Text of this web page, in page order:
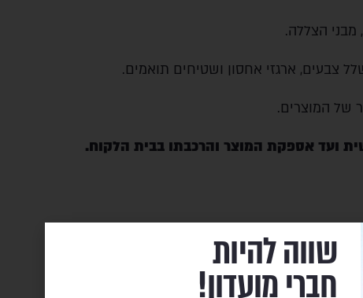
מבני הצללה.
צבעים, ארגזי אחסון ושטיחים תואמים.
של המוצרים.
ועד אספקת המוצר והרכבתו בבית הלקוח.
שווה להיות
חברי מועדון!